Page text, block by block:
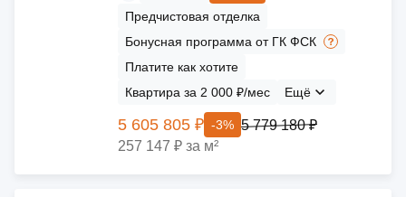
Предчистовая отделка
Бонусная программа от ГК ФСК
Платите как хотите
Квартира за 2 000 ₽/мес
Ещё
5 605 805 ₽ -3% 5 779 180 ₽
257 147 ₽ за м²